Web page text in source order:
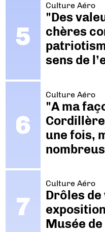
Culture Aéro
"Des
chères
sens de
Culture Aéro
"A ma
Cordillère
une fois,
Culture Aéro
Drôles de
Musée